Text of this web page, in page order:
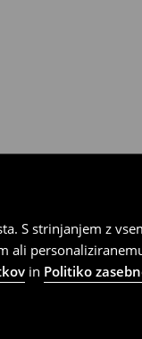
S strinjanjem z
ali
in Politiko